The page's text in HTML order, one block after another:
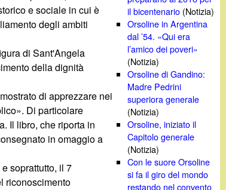
e sociale in cui è
degli ambiti
di Sant'Angela
della dignità
di apprezzare nei
Di particolare
Il libro, che riporta in
in omaggio a
soprattutto, il 7
riconoscimento
il bicentenario (Notizia)
Orsoline in Argentina
dal ’54. «Qui era
l’amico dei poveri»
(Notizia)
Orsoline di Gandino:
Madre Pedrini
superiora generale
(Notizia)
Orsoline, iniziato il
Capitolo generale
(Notizia)
Con le suore Orsoline
si fa il giro del mondo
restando nel convento